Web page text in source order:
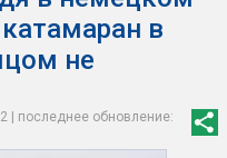
в
не
| последнее обновление: